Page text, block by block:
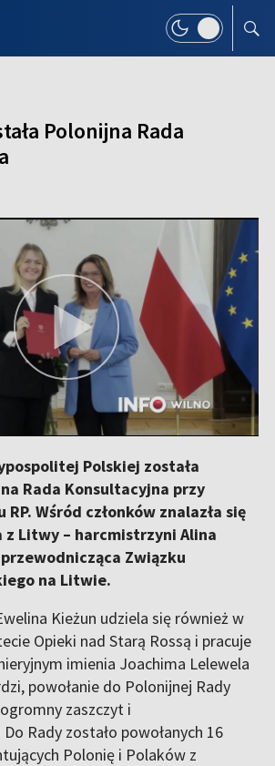
Polonijna Rada
Polskiej została
Rada Konsultacyjna przy
RP. Wśród członków znalazła się
Litwy – harcmistrzyni Alina
Związku
na Litwie.
Kieżun udziela się również w
Opieki nad Starą Rossą i pracuje
imienia Joachima Lelewela
powołanie do Polonijnej Rady
zaszczyt i
Rady zostało powołanych 16
Polonię i Polaków z